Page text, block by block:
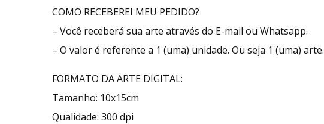
COMO RECEBEREI MEU PEDIDO?
– Você receberá sua arte através do E-mail ou Whatsapp.
– O valor é referente a 1 (uma) unidade. Ou seja 1 (uma) arte.
FORMATO DA ARTE DIGITAL:
Tamanho: 10x15cm
Qualidade: 300 dpi